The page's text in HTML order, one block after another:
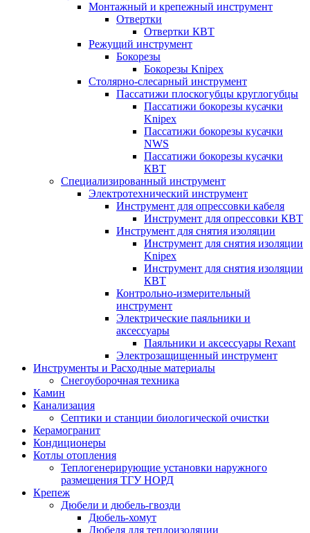
Монтажный и крепежный инструмент
Отвертки
Отвертки КВТ
Режущий инструмент
Бокорезы
Бокорезы Knipex
Столярно-слесарный инструмент
Пассатижи плоскогубцы круглогубцы
Пассатижи бокорезы кусачки
Knipex
Пассатижи бокорезы кусачки
NWS
Пассатижи бокорезы кусачки
КВТ
Специализированный инструмент
Электротехнический инструмент
Инструмент для опрессовки кабеля
Инструмент для опрессовки КВТ
Инструмент для снятия изоляции
Инструмент для снятия изоляции
Knipex
Инструмент для снятия изоляции
КВТ
Контрольно-измерительный
инструмент
Электрические паяльники и
аксессуары
Паяльники и аксессуары Rexant
Электрозащищенный инструмент
Инструменты и Расходные материалы
Снегоуборочная техника
Камин
Канализация
Септики и станции биологической очистки
Керамогранит
Кондиционеры
Котлы отопления
Теплогенерирующие установки наружного
размещения ТГУ НОРД
Крепеж
Дюбели и дюбель-гвозди
Дюбель-хомут
Дюбеля для теплоизоляции